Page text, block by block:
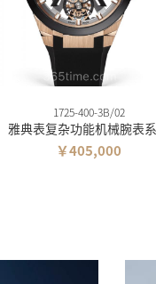
1725-400-3B/02
雅典表复杂功能机械腕表
￥405,000